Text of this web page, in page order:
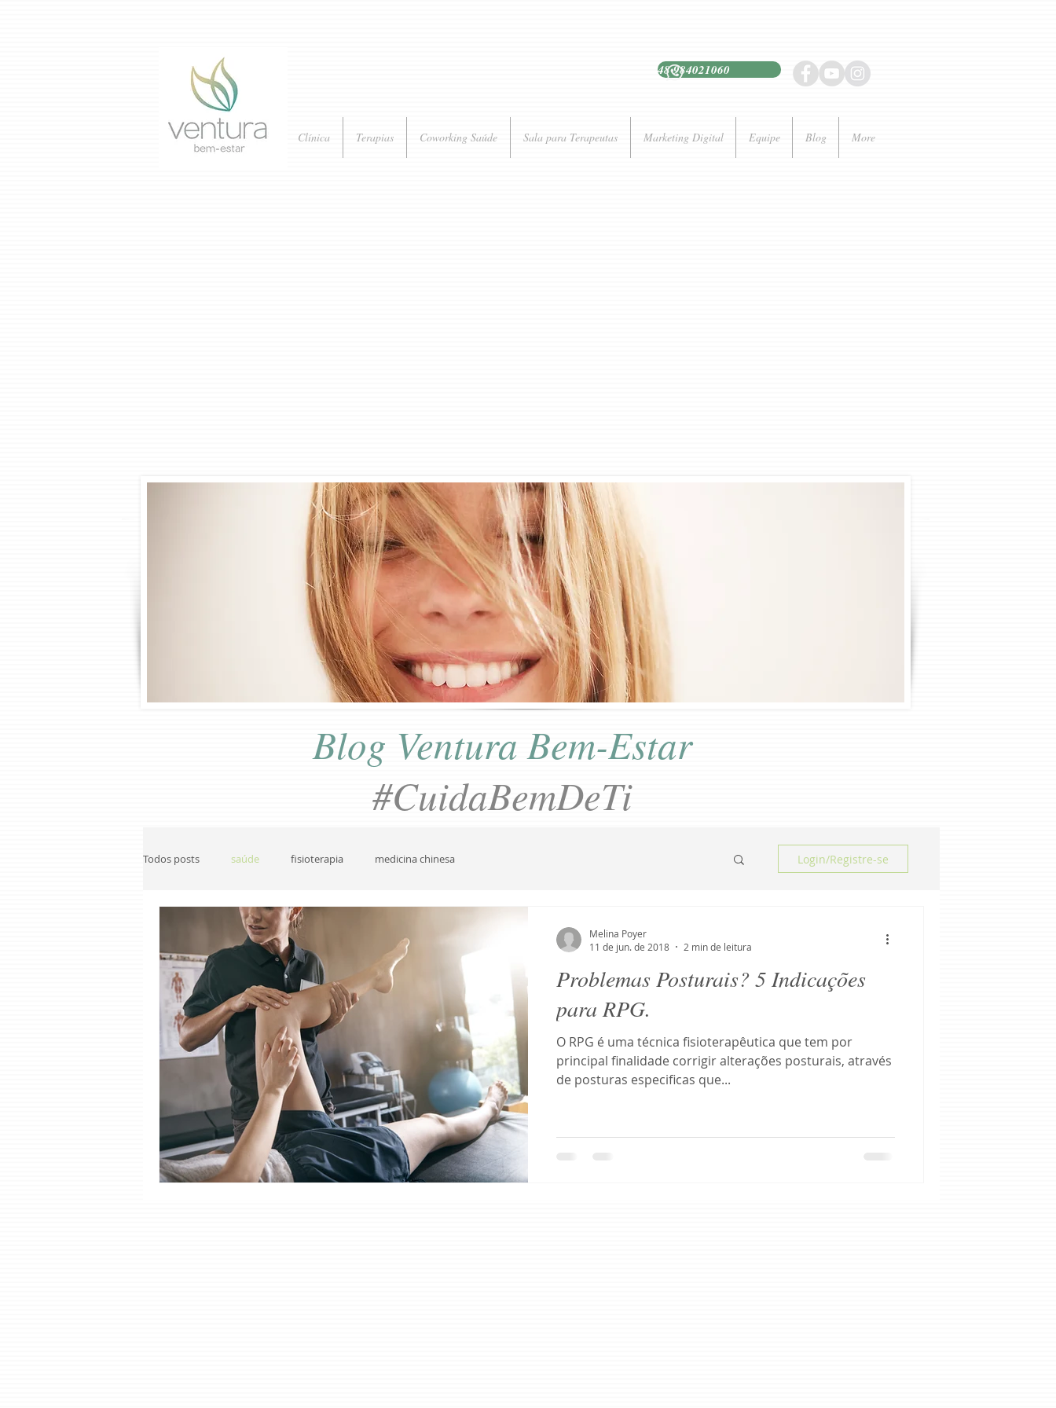
Clínica Terapias Coworking Saúde Sala para Terapeutas Marketing Digital Equipe Blog More
48 984021060
Blog Ventura Bem-Estar
#CuidaBemDeTi
Todos posts saúde fisioterapia medicina chinesa Login/Registre-se
Problemas Posturais? 5 Indicações
para RPG.
O RPG é uma técnica fisioterapêutica que tem por
principal finalidade corrigir alterações posturais, através
de posturas especificas que...
Melina Poyer
11 de jun. de 2018
2 min de leitura